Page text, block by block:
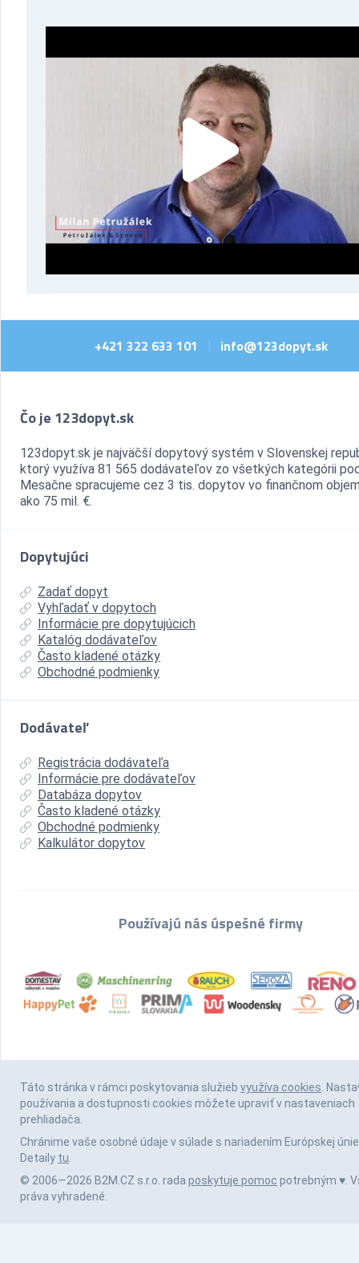
+421 322 633 101 info@123dopyt.sk
Čo je 123dopyt.sk
123dopyt.sk je najväčší dopytový systém v Slovenskej
ktorý využíva 81 565 dodávateľov zo všetkých kategórii
Mesačne spracujeme cez 3 tis. dopytov vo finančnom
ako 75 mil. €.
Dopytujúci
Zadať dopyt
Vyhľadať v dopytoch
Informácie pre dopytujúcich
Katalóg dodávateľov
Často kladené otázky
Obchodné podmienky
Dodávateľ
Registrácia dodávateľa
Informácie pre dodávateľov
Databáza dopytov
Často kladené otázky
Obchodné podmienky
Kalkulátor dopytov
Používajú nás úspešné firmy
Táto stránka v rámci poskytovania služieb využíva cookies.
používania a dostupnosti cookies môžete upraviť v nastaveniach
prehliadača.
Chránime vaše osobné údaje v súlade s nariadením Európskej únie
Detaily tu.
© 2006—2026 B2M.CZ s.r.o. rada poskytuje pomoc potrebným ♥️.
práva vyhradené.